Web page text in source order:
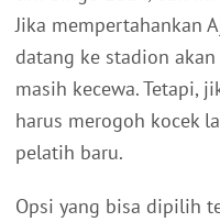
Jika mempertahankan
datang ke stadion
masih kecewa. Tetapi,
harus merogoh kocek
pelatih baru.
Opsi yang bisa dipilih